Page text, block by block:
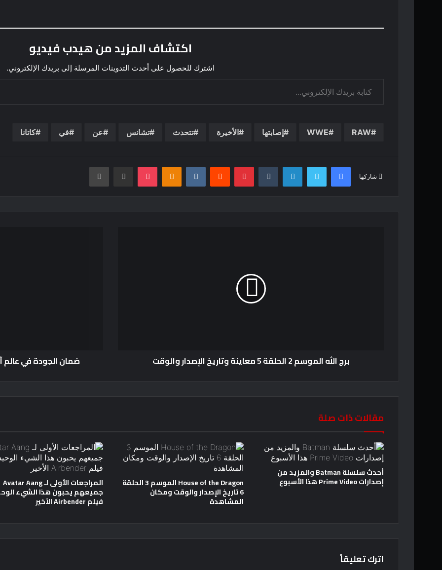
اكتشاف المزيد من هيدب فيديو
اشترك للحصول على أحدث التدوينات المرسلة إلى بريدك الإلكتروني.
RAW
WWE إصابتها الأخيرة تتحدث تشانس عن في كاتانا
شاركها
فيسبوكتويتر لينكدإن بينتيريست Odnoklassniki
بوكيت مشاركة عبر البريد طباعة
برج الله الموسم 2 الحلقة 5 معاينة وتاريخ الإصدار والوقت ضمان الجودة في عالم آخر الحلقة 5 معاينة
مقالات ذات صلة
أحدث سلسلة Batman والمزيد من
إصدارات Prime Video هذا الأسبوع House of the Dragon الموسم 3 الحلقة
6 تاريخ الإصدار والوقت ومكان
المشاهدة
المراجعات الأولى لـ Avatar Aang
جميعهم يحبون هذا الشيء
فيلم Airbender الأخير
اترك تعليقاً